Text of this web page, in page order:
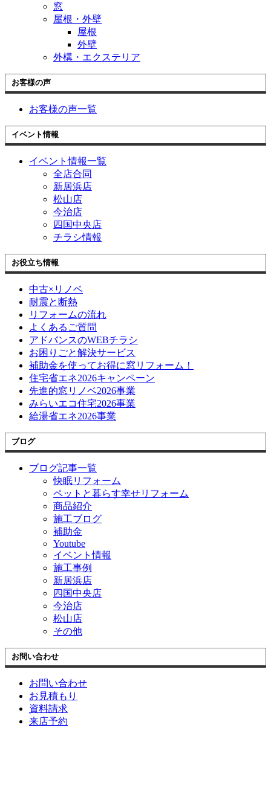
窓
屋根・外壁
屋根
外壁
外構・エクステリア
お客様の声
お客様の声一覧
イベント情報
イベント情報一覧
全店合同
新居浜店
松山店
今治店
四国中央店
チラシ情報
お役立ち情報
中古×リノベ
耐震と断熱
リフォームの流れ
よくあるご質問
アドバンスのWEBチラシ
お困りごと解決サービス
補助金を使ってお得に窓リフォーム！
住宅省エネ2026キャンペーン
先進的窓リノベ2026事業
みらいエコ住宅2026事業
給湯省エネ2026事業
ブログ
ブログ記事一覧
快眠リフォーム
ペットと暮らす幸せリフォーム
商品紹介
施工ブログ
補助金
Youtube
イベント情報
施工事例
新居浜店
四国中央店
今治店
松山店
その他
お問い合わせ
お問い合わせ
お見積もり
資料請求
来店予約